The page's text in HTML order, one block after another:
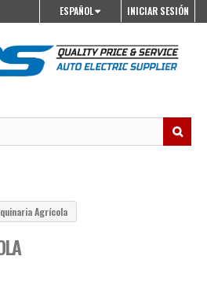
INICIAR SESIÓN
ESPAÑOL
Agrícola